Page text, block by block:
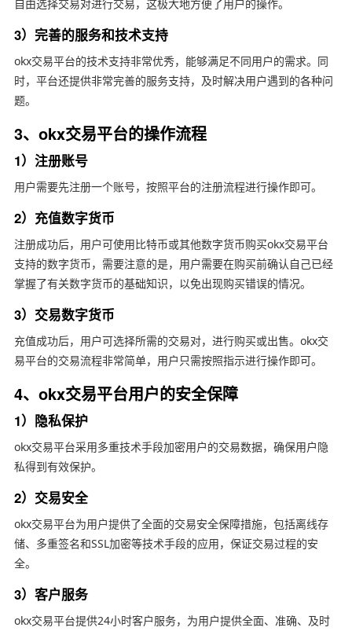
自由选择交易对进行交易，这极大地方便了用户的操作。
3）完善的服务和技术支持
okx交易平台的技术支持非常优秀，能够满足不同用户的需求。同
时，平台还提供非常完善的服务支持，及时解决用户遇到的各种问
题。
3、okx交易平台的操作流程
1）注册账号
用户需要先注册一个账号，按照平台的注册流程进行操作即可。
2）充值数字货币
注册成功后，用户可使用比特币或其他数字货币购买okx交易平台
支持的数字货币，需要注意的是，用户需要在购买前确认自己已经
掌握了有关数字货币的基础知识，以免出现购买错误的情况。
3）交易数字货币
充值成功后，用户可选择所需的交易对，进行购买或出售。okx交
易平台的交易流程非常简单，用户只需按照指示进行操作即可。
4、okx交易平台用户的安全保障
1）隐私保护
okx交易平台采用多重技术手段加密用户的交易数据，确保用户隐
私得到有效保护。
2）交易安全
okx交易平台为用户提供了全面的交易安全保障措施，包括离线存
储、多重签名和SSL加密等技术手段的应用，保证交易过程的安
全。
3）客户服务
okx交易平台提供24小时客户服务，为用户提供全面、准确、及时